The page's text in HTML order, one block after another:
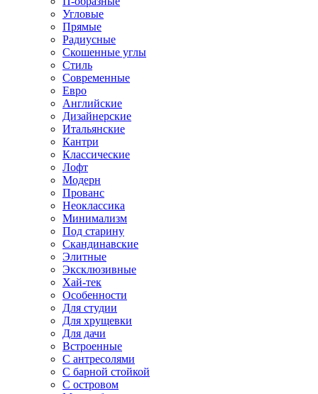
Угловые
Прямые
Радиусные
Скошенные углы
Стиль
Современные
Евро
Английские
Дизайнерские
Итальянские
Кантри
Классические
Лофт
Модерн
Прованс
Неоклассика
Минимализм
Под старину
Скандинавские
Элитные
Эксклюзивные
Хай-тек
Особенности
Для студии
Для хрущевки
Для дачи
Встроенные
С антресолями
С барной стойкой
С островом